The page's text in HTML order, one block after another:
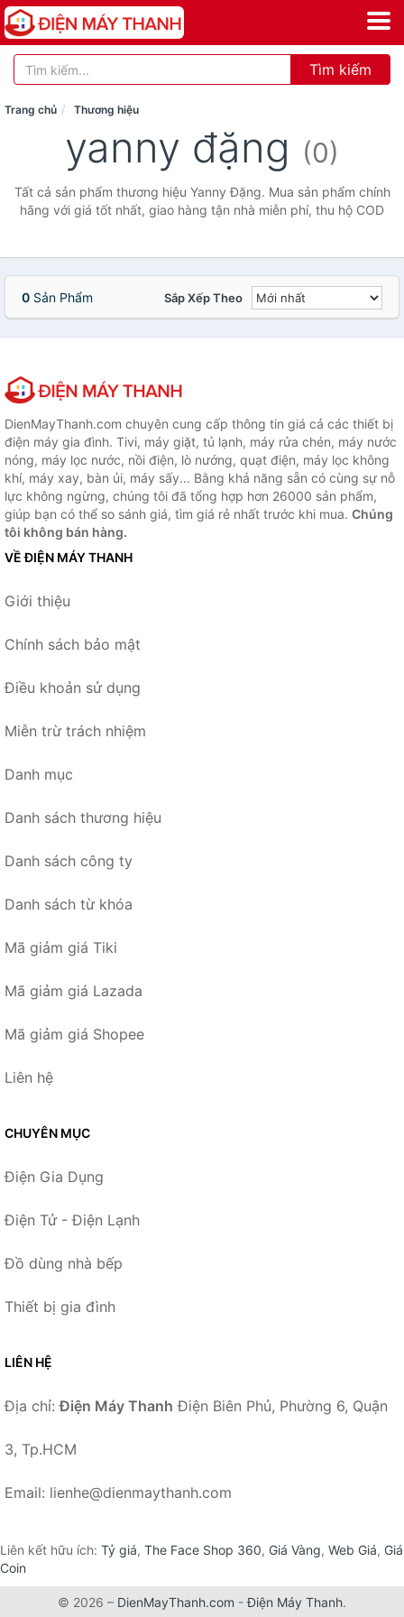
Tìm kiếm
Trang chủ Thương hiệu
yanny đặng (0)
Tất cả sản phẩm thương hiệu Yanny Đặng. Mua sản phẩm chính
hãng với giá tốt nhất, giao hàng tận nhà miễn phí, thu hộ COD
0 Sản Phẩm Sắp Xếp Theo
DienMayThanh.com chuyên cung cấp thông tin giá cả các thiết bị
điện máy gia đình. Tivi, máy giặt, tủ lạnh, máy rửa chén, máy nước
nóng, máy lọc nước, nồi điện, lò nướng, quạt điện, máy lọc không
khí, máy xay, bàn ủi, máy sấy... Bằng khả năng sẵn có cùng sự nỗ
lực không ngừng, chúng tôi đã tổng hợp hơn 26000 sản phẩm,
giúp bạn có thể so sánh giá, tìm giá rẻ nhất trước khi mua. Chúng
tôi không bán hàng.
VỀ ĐIỆN MÁY THANH
Giới thiệu
Chính sách bảo mật
Điều khoản sử dụng
Miễn trừ trách nhiệm
Danh mục
Danh sách thương hiệu
Danh sách công ty
Danh sách từ khóa
Mã giảm giá Tiki
Mã giảm giá Lazada
Mã giảm giá Shopee
Liên hệ
CHUYÊN MỤC
Điện Gia Dụng
Điện Tử - Điện Lạnh
Đồ dùng nhà bếp
Thiết bị gia đình
LIÊN HỆ
Địa chỉ:Điện Máy Thanh Điện Biên Phủ, Phường 6, Quận
3, Tp.HCM
Email: lienhe@dienmaythanh.com
Liên kết hữu ích: Tỷ giá, The Face Shop 360, Giá Vàng, Web Giá, Giá
Coin
© 2026 – DienMayThanh.com -Điện Máy Thanh.